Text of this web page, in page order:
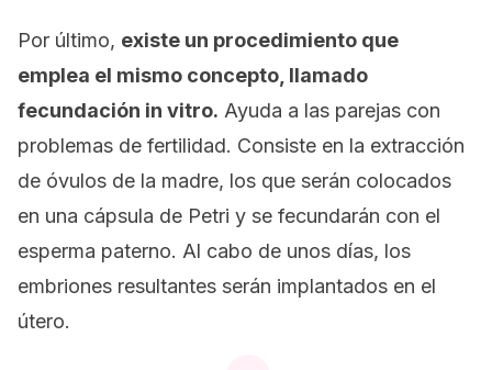
Por último, existe un procedimiento que
emplea el mismo concepto, llamado
fecundación in vitro. Ayuda a las parejas con
problemas de fertilidad. Consiste en la extracción
de óvulos de la madre, los que serán colocados
en una cápsula de Petri y se fecundarán con el
esperma paterno. Al cabo de unos días, los
embriones resultantes serán implantados en el
útero.